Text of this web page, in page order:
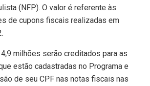
(NFP). O valor é referente às
de cupons fiscais realizadas em
milhões serão creditados para as
estão cadastradas no Programa e
de seu CPF nas notas fiscais nas